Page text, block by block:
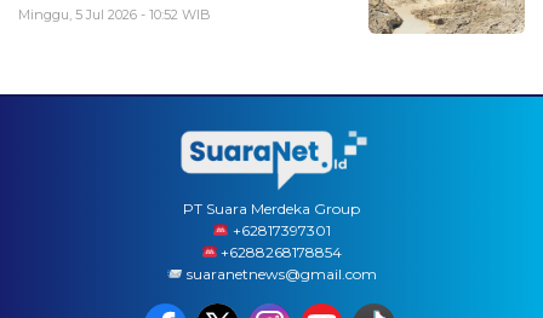
Minggu, 5 Jul 2026 - 10:52 WIB
PT Suara Merdeka Group
‪+62817397301
+6288268178854
suaranetnews@gmail.com